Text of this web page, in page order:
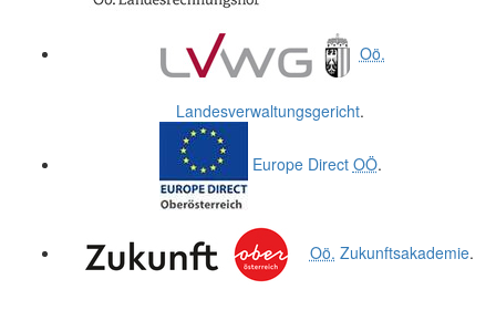
Oö.
Landesverwaltungsgericht.
Europe Direct OÖ.
Oö. Zukunftsakademie.